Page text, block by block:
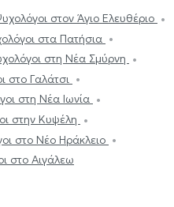
στον Άγιο Ελευθέριο
στα Πατήσια
στη Νέα Σμύρνη
στο Γαλάτσι
στη Νέα Ιωνία
στην Κυψέλη
στο Νέο Ηράκλειο
στο Αιγάλεω